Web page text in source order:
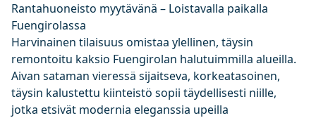
Rantahuoneisto myytävänä – Loistavalla paikalla
Fuengirolassa
Harvinainen tilaisuus omistaa ylellinen, täysin
remontoitu kaksio Fuengirolan halutuimmilla alueilla.
Aivan sataman vieressä sijaitseva, korkeatasoinen,
täysin kalustettu kiinteistö sopii täydellisesti niille,
jotka etsivät modernia eleganssia upeilla